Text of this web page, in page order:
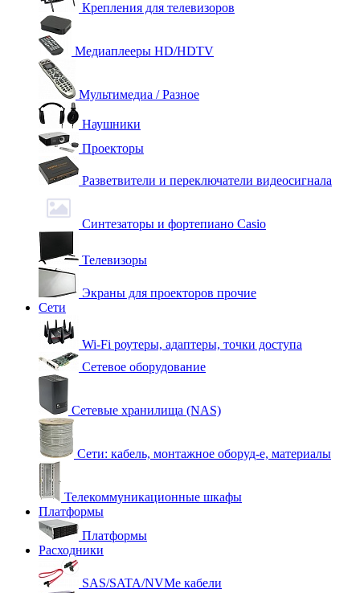
Крепления для телевизоров
Медиаплееры HD/HDTV
Мультимедиа / Разное
Наушники
Проекторы
Разветвители и переключатели видеосигнала
Синтезаторы и фортепиано Casio
Телевизоры
Экраны для проекторов прочие
Сети
Wi-Fi роутеры, адаптеры, точки доступа
Сетевое оборудование
Сетевые хранилища (NAS)
Сети: кабель, монтажное оборуд-е, материалы
Телекоммуникационные шкафы
Платформы
Платформы
Расходники
SAS/SATA/NVMe кабели